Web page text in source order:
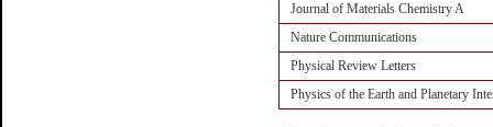
Journal of Materials Chemistry A
Nature Communications
Physical Review Letters
Physics of the Earth and Planetary